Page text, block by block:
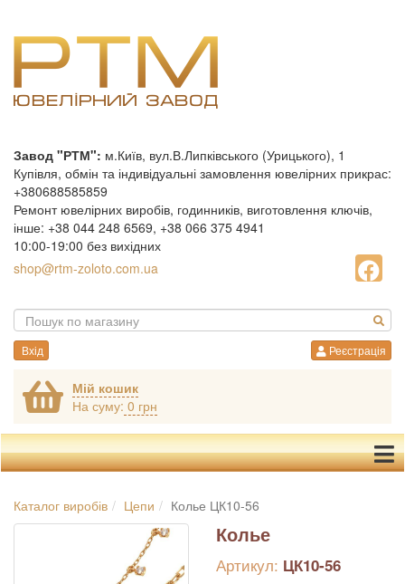
Завод "РТМ": м.Київ, вул.В.Липківського (Урицького), 1
Купівля, обмін та індивідуальні замовлення ювелірних прикрас:
+380688585859
Ремонт ювелірних виробів, годинників, виготовлення ключів,
інше: +38 044 248 6569, +38 066 375 4941
10:00-19:00 без вихідних
shop@rtm-zoloto.com.ua
Вхід Реєстрація
Мій кошик
На суму: 0 грн
Каталог виробів Цепи Колье ЦК10-56
Колье
Артикул: ЦК10-56